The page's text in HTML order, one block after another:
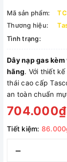
Mã sản phẩm:
Thương hiệu:
Tình trạng:
Dây nạp gas
hãng. Với thiết
thái cao cấp
an toàn chuẩn
704.000₫
Tiết kiệm:
–